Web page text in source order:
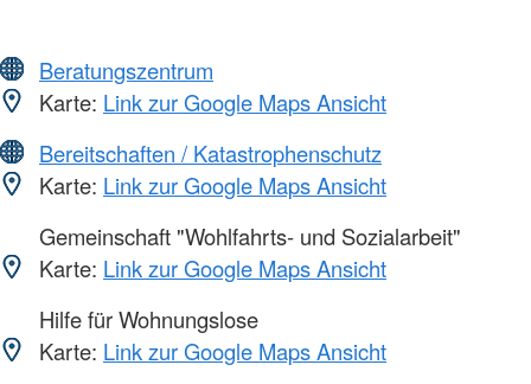
Beratungszentrum
Karte: Link zur Google Maps Ansicht
Bereitschaften / Katastrophenschutz
Karte: Link zur Google Maps Ansicht
Gemeinschaft "Wohlfahrts- und Sozialarbeit"
Karte: Link zur Google Maps Ansicht
Hilfe für Wohnungslose
Karte: Link zur Google Maps Ansicht